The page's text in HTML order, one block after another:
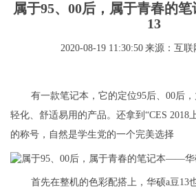
属于95、00后，属于青春的
13
2020-08-19 11:30:50 来源：互联
有一款笔记本，它的定位95后、00后
轻化、舒适易用的产品。还拿到“CES 2018
的称号，自然是学生党的一个完美选择
首先在整机的色彩配搭上，华硕a豆13